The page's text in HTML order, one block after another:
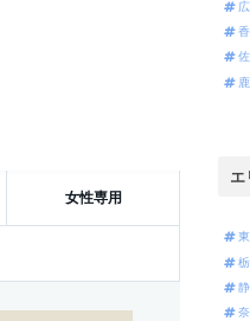
女性専用
エ